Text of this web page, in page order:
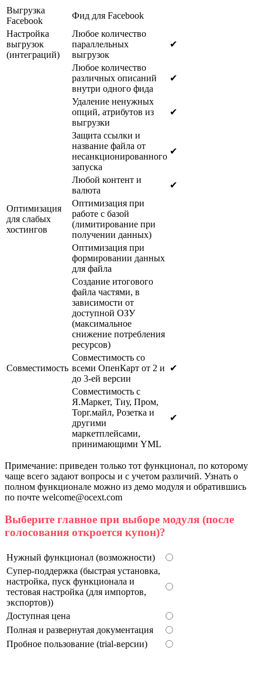
Выгрузка
Facebook
Фид для Facebook
Настройка
выгрузок
(интеграций)
Любое количество
параллельных
выгрузок
✔
Любое количество
различных описаний
внутри одного фида
✔
Удаление ненужных
опций, атрибутов из
выгрузки
✔
Защита ссылки и
название файла от
несанкционированного
запуска
✔
Любой контент и
валюта
✔
Оптимизация
для слабых
хостингов
Оптимизация при
работе с базой
(лимитирование при
получении данных)
Оптимизация при
формировании данных
для файла
Создание итогового
файла частями, в
зависимости от
доступной ОЗУ
(максимальное
снижение потребления
ресурсов)
Совместимость
Совместимость со
всеми ОпенКарт от 2 и
до 3-ей версии
✔
Совместимость с
Я.Маркет, Тиу, Пром,
Торг.майл, Розетка и
другими
маркетплейсами,
принимающими YML
✔
Примечание: приведен только тот функционал, по которому
чаще всего задают вопросы и с учетом различий. Узнать о
полном функционале можно из демо модуля и обратившись
по почте welcome@ocext.com
Выберите главное при выборе модуля (после
голосования откроется купон)?
Нужный функционал (возможности)
Супер-поддержка (быстрая установка,
настройка, пуск функционала и
тестовая настройка (для импортов,
экспортов))
Доступная цена
Полная и развернутая документация
Пробное пользование (trial-версии)